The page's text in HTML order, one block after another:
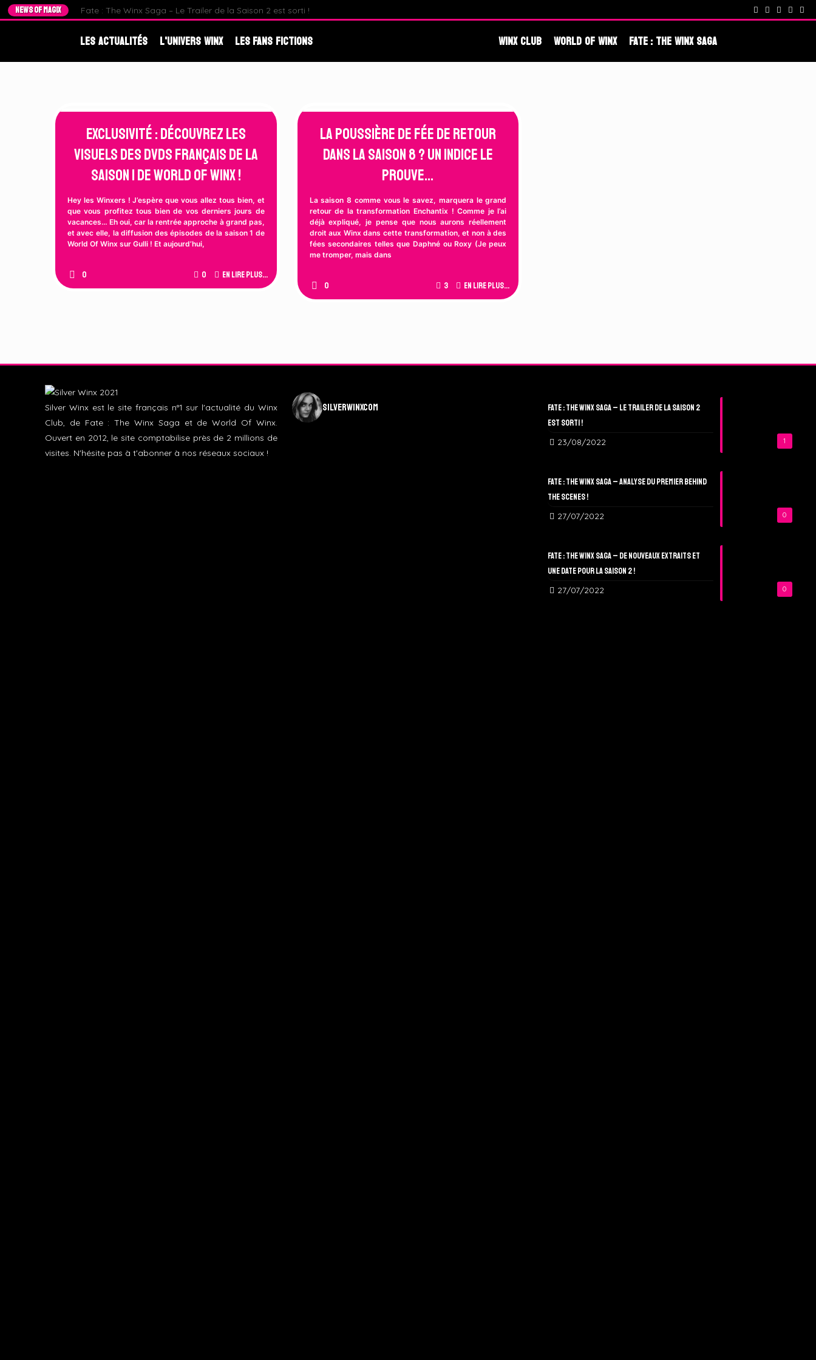
NEWS OF MAGIX Fate : The Winx Saga – Le Trailer de la Saison 2 est sorti ! Fate : The Winx Saga – De nouveaux extraits et une date
Les Actualités L'Univers Winx Les Fans Fictions Winx Club World Of Winx Fate : The Winx Saga
Exclusivité : Découvrez les
visuels des DVDs Français de la
Saison 1 de World Of Winx !
Hey les Winxers ! J’espère que vous allez tous bien, et
que vous profitez tous bien de vos derniers jours de
vacances… Eh oui, car la rentrée approche à grand pas,
et avec elle, la diffusion des épisodes de la saison 1 de
World Of Winx sur Gulli ! Et aujourd’hui,
0 0 En lire plus...
La poussière de fée de retour
dans la saison 8 ? Un indice le
prouve…
La saison 8 comme vous le savez, marquera le grand
retour de la transformation Enchantix ! Comme je l’ai
déjà expliqué, je pense que nous aurons réellement
droit aux Winx dans cette transformation, et non à des
fées secondaires telles que Daphné ou Roxy (Je peux
me tromper, mais dans
0 3 En lire plus...
Silver Winx est le site français n°1 sur l'actualité du Winx
Club, de Fate : The Winx Saga et de World Of Winx.
Ouvert en 2012, le site comptabilise près de 2 millions de
visites. N'hésite pas à t'abonner à nos réseaux sociaux !
silverwinxcom
1
Fate : The Winx Saga – Le Trailer de la Saison 2
est sorti !
23/08/2022
0
Fate : The Winx Saga – Analyse du Premier Behind
The Scenes !
27/07/2022
0
Fate : The Winx Saga – De nouveaux extraits et
une date pour la Saison 2 !
27/07/2022